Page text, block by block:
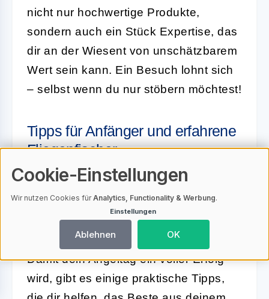
nicht nur hochwertige Produkte,
sondern auch ein Stück Expertise, das
dir an der Wiesent von unschätzbarem
Wert sein kann. Ein Besuch lohnt sich
– selbst wenn du nur stöbern möchtest!
Tipps für Anfänger und erfahrene
Fliegenfischer
Die Wiesent und die Angelstrecken der
Hammermühle bieten sowohl für
Anfänger als auch für erfahrene
Fliegenfischer eine ideale Spielwiese.
Damit dein Angeltag ein voller Erfolg
wird, gibt es einige praktische Tipps,
Cookie-Einstellungen
Wir nutzen Cookies fürAnalytics, Functionality & Werbung.
Einstellungen
Ablehnen OK